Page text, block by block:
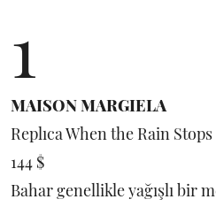
1
MAISON MARGIELA
Replıca When the Rain
144 $
Bahar genellikle yağışlı bir